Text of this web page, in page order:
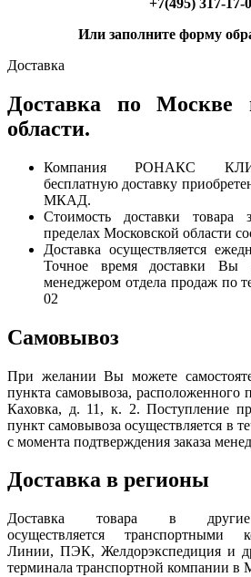
Или заполните форму
Доставка
Доставка по Москве
области.
Компания РОНАКС
бесплатную доставку
МКАД.
Стоимость доставки
пределах Московской области
Доставка осуществляется
Точное время доставки Вы
менеджером отдела продаж по
02
Самовывоз
При желании Вы можете
пункта самовывоза, расположенного
Каховка, д. 11, к. 2. Поступление
пункт самовывоза осуществляется в
с момента подтверждения заказа
Доставка в регионы
Доставка товара в
осуществляется транспортными
Линии, ПЭК, Желдорэкспедиция и
терминала транспортной компании в